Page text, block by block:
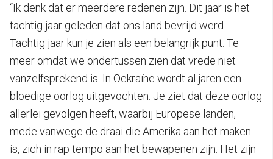
“Ik denk dat er meerdere redenen zijn. Dit jaar is het
tachtig jaar geleden dat ons land bevrijd werd.
Tachtig jaar kun je zien als een belangrijk punt. Te
meer omdat we ondertussen zien dat vrede niet
vanzelfsprekend is. In Oekraïne wordt al jaren een
bloedige oorlog uitgevochten. Je ziet dat deze oorlog
allerlei gevolgen heeft, waarbij Europese landen,
mede vanwege de draai die Amerika aan het maken
is, zich in rap tempo aan het bewapenen zijn. Het zijn